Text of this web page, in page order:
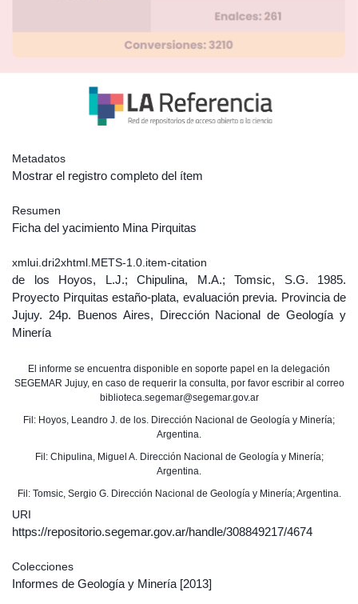
Metadatos
Mostrar el registro completo del ítem
Resumen
Ficha del yacimiento Mina Pirquitas
xmlui.dri2xhtml.METS-1.0.item-citation
de los Hoyos, L.J.; Chipulina, M.A.; Tomsic, S.G. 1985.
Proyecto Pirquitas estaño-plata, evaluación previa. Provincia de
Jujuy. 24p. Buenos Aires, Dirección Nacional de Geología y
Minería
El informe se encuentra disponible en soporte papel en la delegación
SEGEMAR Jujuy, en caso de requerir la consulta, por favor escribir al correo
biblioteca.segemar@segemar.gov.ar
Fil: Hoyos, Leandro J. de los. Dirección Nacional de Geología y Minería;
Argentina.
Fil: Chipulina, Miguel A. Dirección Nacional de Geología y Minería;
Argentina.
Fil: Tomsic, Sergio G. Dirección Nacional de Geología y Minería; Argentina.
URI
https://repositorio.segemar.gov.ar/handle/308849217/4674
Colecciones
Informes de Geología y Minería [2013]